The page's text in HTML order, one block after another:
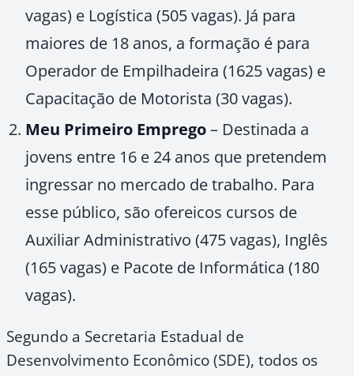
vagas) e Logística (505 vagas). Já para
maiores de 18 anos, a formação é para
Operador de Empilhadeira (1625 vagas) e
Capacitação de Motorista (30 vagas).
Meu Primeiro Emprego– Destinada a
jovens entre 16 e 24 anos que pretendem
ingressar no mercado de trabalho. Para
esse público, são ofereicos cursos de
Auxiliar Administrativo (475 vagas), Inglês
(165 vagas) e Pacote de Informática (180
vagas).
Segundo a Secretaria Estadual de
Desenvolvimento Econômico (SDE), todos os